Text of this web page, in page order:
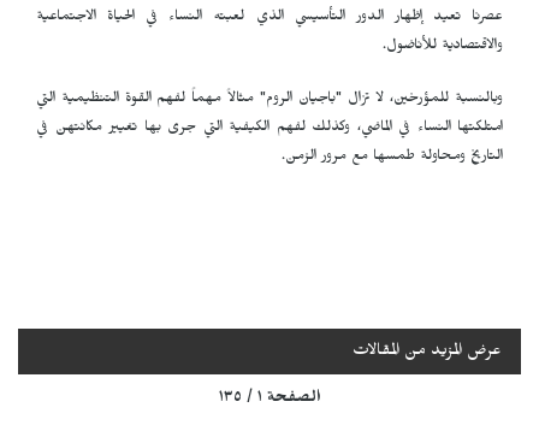
عصرنا تعيد إظهار الدور التأسيسي الذي لعبته النساء في الحياة الاجتماعية
والاقتصادية للأناضول.
وبالنسبة للمؤرخين، لا تزال "باجيان الروم" مثالاً مهماً لفهم القوة التنظيمية التي
امتلكتها النساء في الماضي، وكذلك لفهم الكيفية التي جرى بها تغيير مكانتهن في
التاريخ ومحاولة طمسها مع مرور الزمن.
عرض المزيد من المقالات
الصفحة ١ / ١٣٥